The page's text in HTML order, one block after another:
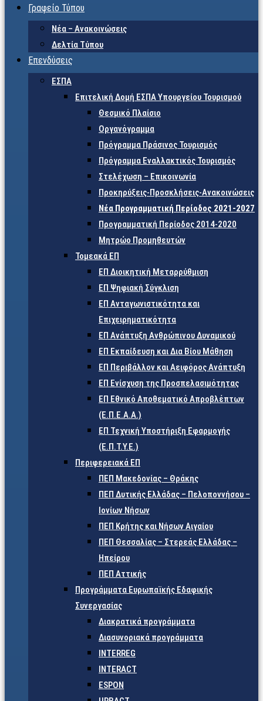
Γραφείο Τύπου
Νέα – Ανακοινώσεις
Δελτία Τύπου
Επενδύσεις
ΕΣΠΑ
Επιτελική Δομή ΕΣΠΑ Υπουργείου Τουρισμού
Θεσμικό Πλαίσιο
Οργανόγραμμα
Πρόγραμμα Πράσινος Τουρισμός
Πρόγραμμα Εναλλακτικός Τουρισμός
Στελέχωση – Επικοινωνία
Προκηρύξεις-Προσκλήσεις-Ανακοινώσεις
Νέα Προγραμματική Περίοδος 2021-2027
Προγραμματική Περίοδος 2014-2020
Μητρώο Προμηθευτών
Τομεακά ΕΠ
ΕΠ Διοικητική Μεταρρύθμιση
ΕΠ Ψηφιακή Σύγκλιση
ΕΠ Ανταγωνιστικότητα και
Επιχειρηματικότητα
ΕΠ Ανάπτυξη Ανθρώπινου Δυναμικού
ΕΠ Εκπαίδευση και Δια Βίου Μάθηση
ΕΠ Περιβάλλον και Αειφόρος Ανάπτυξη
ΕΠ Ενίσχυση της Προσπελασιμότητας
ΕΠ Εθνικό Αποθεματικό Απροβλέπτων
(Ε.Π.Ε.Α.Α.)
ΕΠ Τεχνική Υποστήριξη Εφαρμογής
(Ε.Π.Τ.Υ.Ε.)
Περιφερειακά ΕΠ
ΠΕΠ Μακεδονίας – Θράκης
ΠΕΠ Δυτικής Ελλάδας – Πελοποννήσου –
Ιονίων Νήσων
ΠΕΠ Κρήτης και Νήσων Αιγαίου
ΠΕΠ Θεσσαλίας – Στερεάς Ελλάδας –
Ηπείρου
ΠΕΠ Αττικής
Προγράμματα Ευρωπαϊκής Εδαφικής
Συνεργασίας
Διακρατικά προγράμματα
Διασυνοριακά προγράμματα
INTERREG
INTERACT
ESPON